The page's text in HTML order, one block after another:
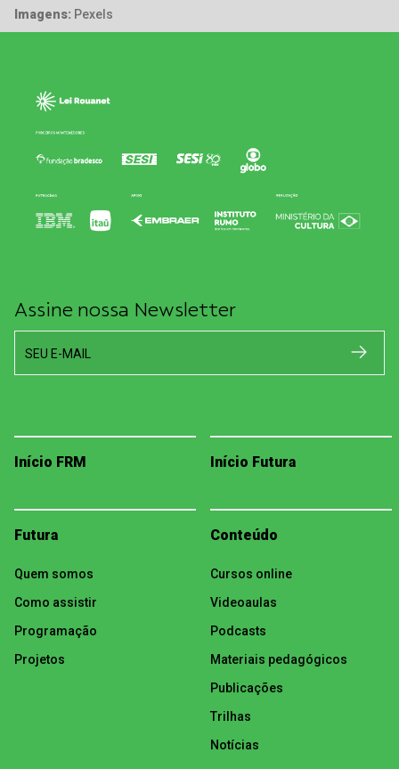
Imagens: Pexels
Assine nossa Newsletter
SEU E-MAIL
Início FRM Início Futura
Futura
Quem somos
Como assistir
Programação
Projetos
Conteúdo
Cursos online
Videoaulas
Podcasts
Materiais pedagógicos
Publicações
Trilhas
Notícias